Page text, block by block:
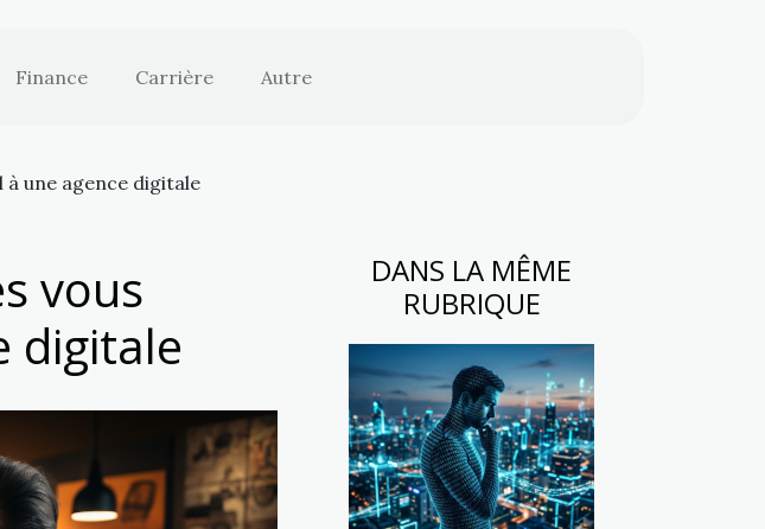
Finance Carrière Autre
à une agence digitale
vous
digitale
DANS LA MÊME
RUBRIQUE